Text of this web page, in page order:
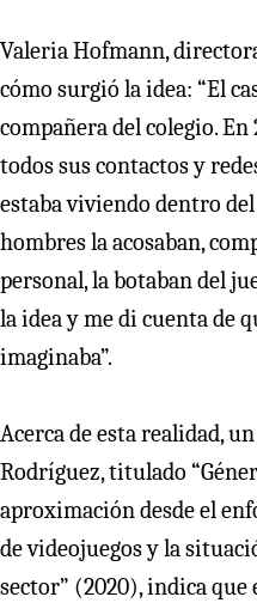
Valeria Hofmann,
cómo surgió la idea: “El
compañera del colegio.
todos sus contactos y
estaba viviendo dentro
hombres la acosaban,
personal, la botaban del
la idea y me di cuenta de
imaginaba”.
Acerca de esta realidad,
Rodríguez, titulado
aproximación desde el
de videojuegos y la
sector” (2020), indica que